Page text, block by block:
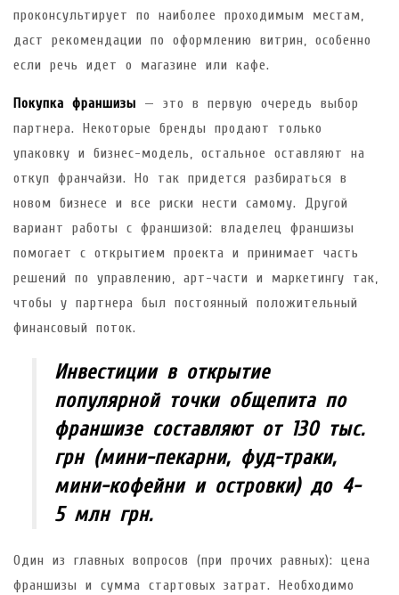
проконсультирует по наиболее проходимым местам,
даст рекомендации по оформлению витрин, особенно
если речь идет о магазине или кафе.
Покупка франшизы — это в первую очередь выбор
партнера. Некоторые бренды продают только
упаковку и бизнес-модель, остальное оставляют на
откуп франчайзи. Но так придется разбираться в
новом бизнесе и все риски нести самому. Другой
вариант работы с франшизой: владелец франшизы
помогает с открытием проекта и принимает часть
решений по управлению, арт-части и маркетингу так,
чтобы у партнера был постоянный положительный
финансовый поток.
Инвестиции в открытие
популярной точки общепита по
франшизе составляют от 130 тыс.
грн (мини-пекарни, фуд-траки,
мини-кофейни и островки) до 4-
5 млн грн.
Один из главных вопросов (при прочих равных): цена
франшизы и сумма стартовых затрат. Необходимо